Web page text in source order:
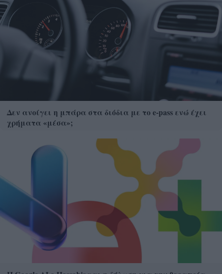
Δεν ανοίγει η μπάρα στα διόδια με το e-pass ενώ έχει
χρήματα «μέσα»;